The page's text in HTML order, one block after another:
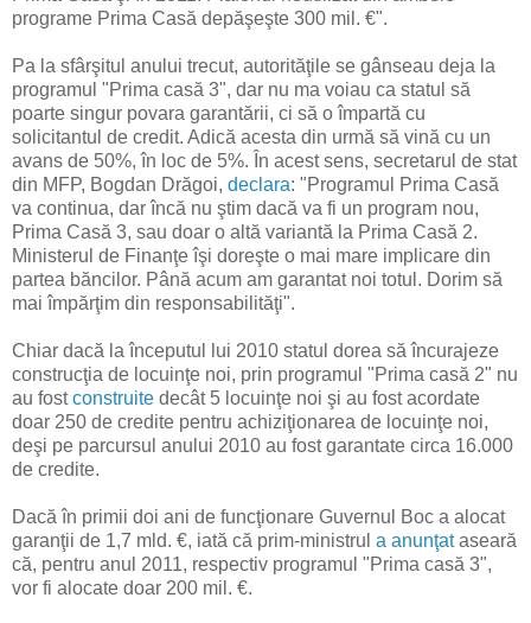
programe Prima Casă depăşeşte 300 mil. €".
Pa la sfârşitul anului trecut, autorităţile se gânseau deja la
programul "Prima casă 3", dar nu ma voiau ca statul să
poarte singur povara garantării, ci să o împartă cu
solicitantul de credit. Adică acesta din urmă să vină cu un
avans de 50%, în loc de 5%. În acest sens, secretarul de stat
din MFP, Bogdan Drăgoi, declara: "Programul Prima Casă
va continua, dar încă nu ştim dacă va fi un program nou,
Prima Casă 3, sau doar o altă variantă la Prima Casă 2.
Ministerul de Finanţe îşi doreşte o mai mare implicare din
partea băncilor. Până acum am garantat noi totul. Dorim să
mai împărţim din responsabilităţi".
Chiar dacă la începutul lui 2010 statul dorea să încurajeze
construcţia de locuinţe noi, prin programul "Prima casă 2" nu
au fostconstruite decât 5 locuinţe noi şi au fost acordate
doar 250 de credite pentru achiziţionarea de locuinţe noi,
deşi pe parcursul anului 2010 au fost garantate circa 16.000
de credite.
Dacă în primii doi ani de funcţionare Guvernul Boc a alocat
garanţii de 1,7 mld. €, iată că prim-ministrul a anunţataseară
că, pentru anul 2011, respectiv programul "Prima casă 3",
vor fi alocate doar 200 mil. €.